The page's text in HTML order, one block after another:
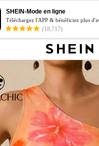
SHEIN-Mode en ligne
Téléchargez l'APP & bénéficiez plus
(18,717)